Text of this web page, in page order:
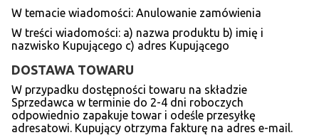
W temacie wiadomości: Anulowanie zamówienia
W treści wiadomości: a) nazwa produktu b) imię i
nazwisko Kupującego c) adres Kupującego
DOSTAWA TOWARU
W przypadku dostępności towaru na składzie
Sprzedawca w terminie do 2-4 dni roboczych
odpowiednio zapakuje towar i odeśle przesyłkę
adresatowi. Kupujący otrzyma fakturę na adres e-mail.